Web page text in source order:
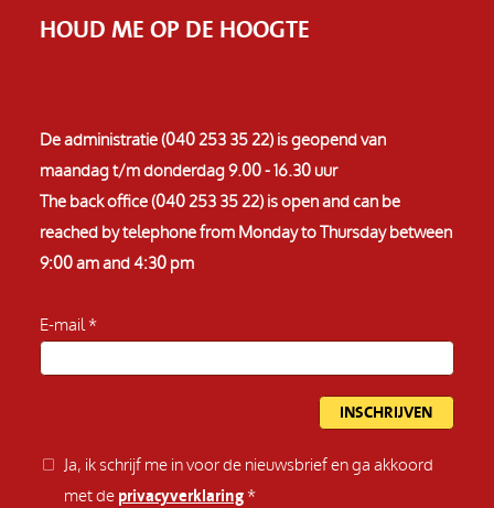
HOUD ME OP DE HOOGTE
De administratie (040 253 35 22) is geopend van
maandag t/m donderdag 9.00 - 16.30 uur
The back office (040 253 35 22) is open and can be
reached by telephone from Monday to Thursday between
9:00 am and 4:30 pm
E-mail
Ja, ik schrijf me in voor de nieuwsbrief en ga akkoord
met de privacyverklaring